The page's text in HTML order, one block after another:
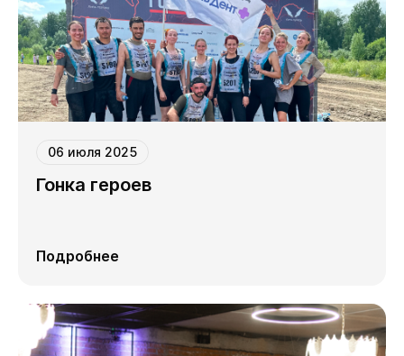
06 июля 2025
Гонка героев
Подробнее